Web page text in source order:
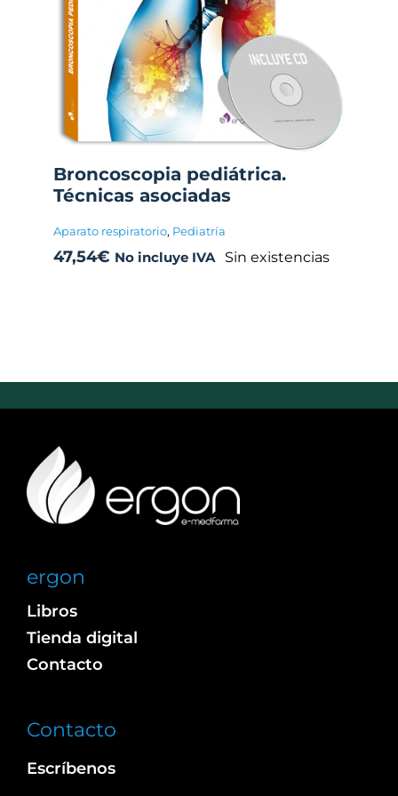
Broncoscopia pediátrica.
Técnicas asociadas
Aparato respiratorio, Pediatría
47,54€ No incluye IVA Sin existencias
ergon
Libros
Tienda digital
Contacto
Contacto
Escríbenos